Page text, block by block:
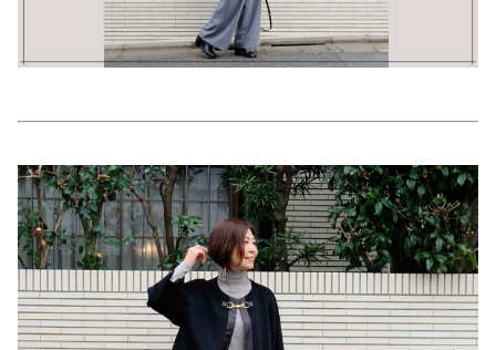
グルメ
カルチャー/エンタメ
占い
性と愛